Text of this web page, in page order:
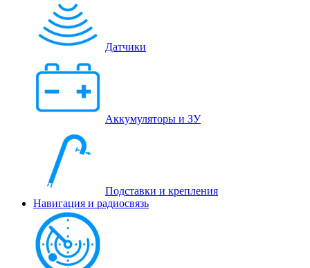
Датчики
Аккумуляторы и ЗУ
Подставки и крепления
Навигация и радиосвязь